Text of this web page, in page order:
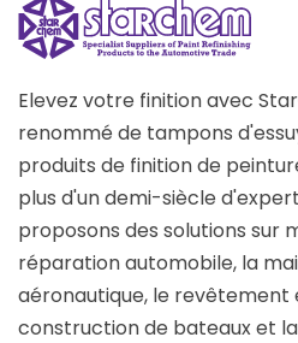
Elevez votre finition avec
renommé de tampons
produits de finition de
plus d'un demi-siècle
proposons des solutions sur
réparation automobile, la
aéronautique, le revêtement
construction de bateaux et